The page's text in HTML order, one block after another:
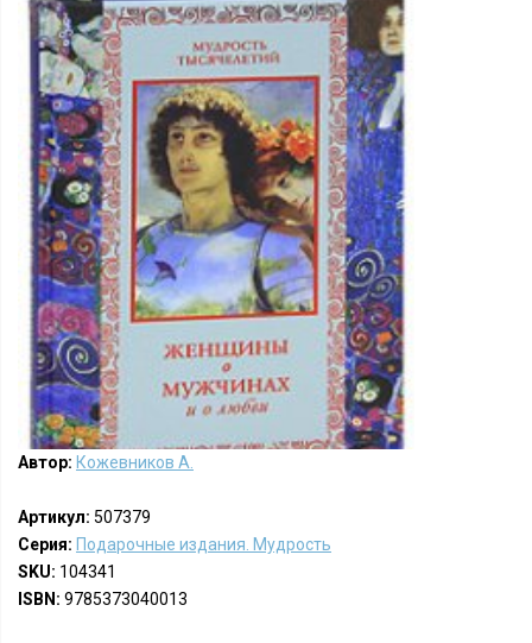
Автор: Кожевников А.
Артикул: 507379
Серия: Подарочные издания. Мудрость
SKU: 104341
ISBN: 9785373040013